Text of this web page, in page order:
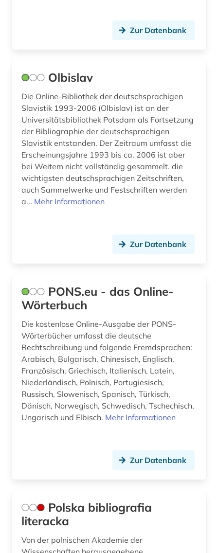
Zur Datenbank
Olbislav
Die Online-Bibliothek der deutschsprachigen
Slavistik 1993-2006 (Olbislav) ist an der
Universitätsbibliothek Potsdam als Fortsetzung
der Bibliographie der deutschsprachigen
Slavistik entstanden. Der Zeitraum umfasst die
Erscheinungsjahre 1993 bis ca. 2006 ist aber
bei Weitem nicht vollständig gesammelt. die
wichtigsten deutschsprachigen Zeitschriften,
auch Sammelwerke und Festschriften werden
a... Mehr Informationen
Zur Datenbank
PONS.eu - das Online-
Wörterbuch
Die kostenlose Online-Ausgabe der PONS-
Wörterbücher umfasst die deutsche
Rechtschreibung und folgende Fremdsprachen:
Arabisch, Bulgarisch, Chinesisch, Englisch,
Französisch, Griechisch, Italienisch, Latein,
Niederländisch, Polnisch, Portugiesisch,
Russisch, Slowenisch, Spanisch, Türkisch,
Dänisch, Norwegisch, Schwedisch, Tschechisch,
Ungarisch und Elbisch. Mehr Informationen
Zur Datenbank
Polska bibliografia
literacka
Von der polnischen Akademie der